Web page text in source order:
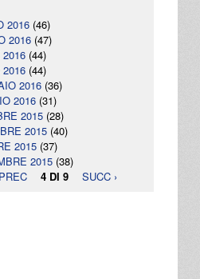
2016 (46)
2016 (47)
(44)
2016 (44)
2016 (36)
2016 (31)
2015 (28)
2015 (40)
2015 (37)
2015 (38)
4 DI 9 SUCC ›